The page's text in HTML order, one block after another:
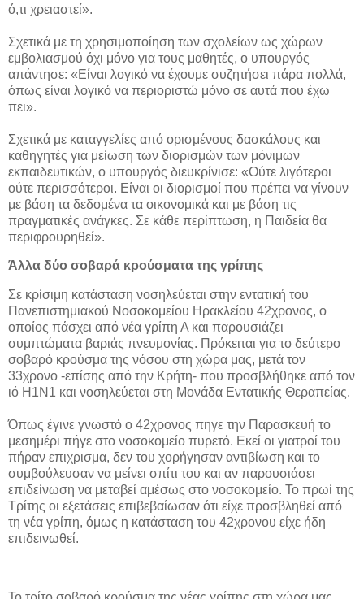
ό,τι χρειαστεί».
Σχετικά με τη χρησιμοποίηση των σχολείων ως χώρων
εμβολιασμού όχι μόνο για τους μαθητές, ο υπουργός
απάντησε: «Είναι λογικό να έχουμε συζητήσει πάρα πολλά,
όπως είναι λογικό να περιοριστώ μόνο σε αυτά που έχω
πει».
Σχετικά με καταγγελίες από ορισμένους δασκάλους και
καθηγητές για μείωση των διορισμών των μόνιμων
εκπαιδευτικών, ο υπουργός διευκρίνισε: «Ούτε λιγότεροι
ούτε περισσότεροι. Είναι οι διορισμοί που πρέπει να γίνουν
με βάση τα δεδομένα τα οικονομικά και με βάση τις
πραγματικές ανάγκες. Σε κάθε περίπτωση, η Παιδεία θα
περιφρουρηθεί».
Άλλα δύο σοβαρά κρούσματα της γρίπης
Σε κρίσιμη κατάσταση νοσηλεύεται στην εντατική του
Πανεπιστημιακού Νοσοκομείου Ηρακλείου 42χρονος, ο
οποίος πάσχει από νέα γρίπη Α και παρουσιάζει
συμπτώματα βαριάς πνευμονίας. Πρόκειται για το δεύτερο
σοβαρό κρούσμα της νόσου στη χώρα μας, μετά τον
33χρονο -επίσης από την Κρήτη- που προσβλήθηκε από τον
ιό Η1Ν1 και νοσηλεύεται στη Μονάδα Εντατικής Θεραπείας.
Όπως έγινε γνωστό ο 42χρονος πηγε την Παρασκευή το
μεσημέρι πήγε στο νοσοκομείο πυρετό. Εκεί οι γιατροί του
πήραν επιχρισμα, δεν του χορήγησαν αντιβίωση και το
συμβούλευσαν να μείνει σπίτι του και αν παρουσιάσει
επιδείνωση να μεταβεί αμέσως στο νοσοκομείο. Το πρωί της
Τρίτης οι εξετάσεις επιβεβαίωσαν ότι είχε προσβληθεί από
τη νέα γρίπη, όμως η κατάσταση του 42χρονου είχε ήδη
επιδεινωθεί.